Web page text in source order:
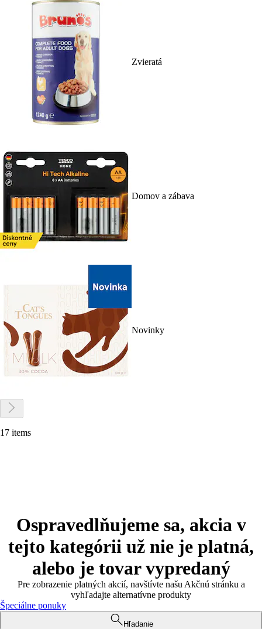
Zvieratá
Domov a zábava
Novinky
17 items
Ospravedlňujeme sa, akcia v
tejto kategórii už nie je platná,
alebo je tovar vypredaný
Pre zobrazenie platných akcií, navštívte našu Akčnú stránku a
vyhľadajte alternatívne produkty
Špeciálne ponuky
Hľadanie